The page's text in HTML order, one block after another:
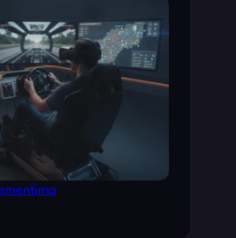
akcione video igre sa